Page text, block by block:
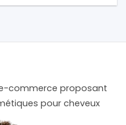
commerce proposant
pour cheveux